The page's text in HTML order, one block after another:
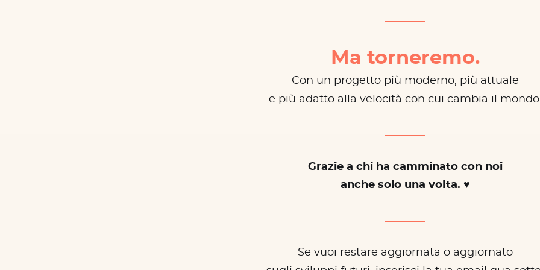
Ma torneremo.
Con un progetto più moderno, più attuale
e più adatto alla velocità con cui cambia il
Grazie a chi ha camminato con noi
anche solo una volta. ♥
Se vuoi restare aggiornata o aggiornato